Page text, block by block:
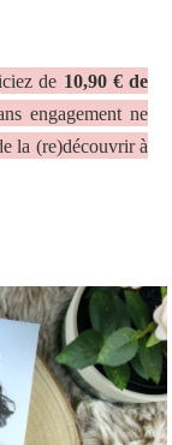
de 10,90 € de
engagement ne
la (re)découvrir à